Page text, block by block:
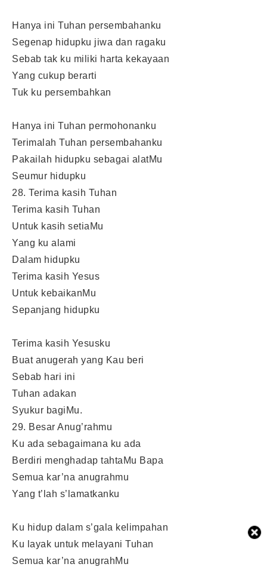
Hanya ini Tuhan persembahanku
Segenap hidupku jiwa dan ragaku
Sebab tak ku miliki harta kekayaan
Yang cukup berarti
Tuk ku persembahkan
Hanya ini Tuhan permohonanku
Terimalah Tuhan persembahanku
Pakailah hidupku sebagai alatMu
Seumur hidupku
28. Terima kasih Tuhan
Terima kasih Tuhan
Untuk kasih setiaMu
Yang ku alami
Dalam hidupku
Terima kasih Yesus
Untuk kebaikanMu
Sepanjang hidupku
Terima kasih Yesusku
Buat anugerah yang Kau beri
Sebab hari ini
Tuhan adakan
Syukur bagiMu.
29. Besar Anug’rahmu
Ku ada sebagaimana ku ada
Berdiri menghadap tahtaMu Bapa
Semua kar’na anugrahmu
Yang t’lah s’lamatkanku
Ku hidup dalam s’gala kelimpahan
Ku layak untuk melayani Tuhan
Semua kar’na anugrahMu